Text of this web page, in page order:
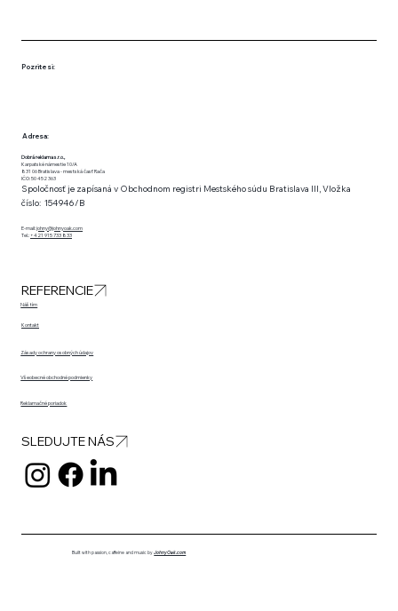
Pozrite si:
Adresa:
Dobrá reklama s.r.o.,
Karpatské námestie 10/A
831 06 Bratislava - mestská časť Rača
IČO: 50 452 363
Spoločnosť je zapísaná v Obchodnom registri Mestského súdu Bratislava III, Vložka
číslo: 154946/B
E-mail:johny@johnyoak.com
Tel.: +421 915 733 833
REFERENCIE
Náš tím
Kontakt
Zásady ochrany osobných údajov
Všeobecné obchodné podmienky
Reklamačné poriadok
SLEDUJTE NÁS
Built with passion, caffeine and music byJohnyOak.com